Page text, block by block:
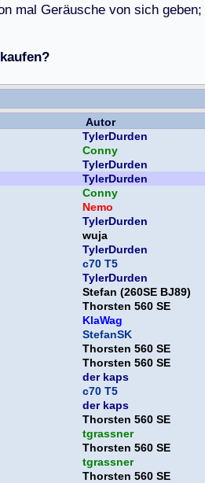
n mal Geräusche von sich geben;
Autor
TylerDurden
Conny
TylerDurden
TylerDurden
Conny
Nemo
TylerDurden
wuja
TylerDurden
c70 T5
TylerDurden
Stefan (260SE BJ89)
Thorsten 560 SE
KlaWag
StefanSK
Thorsten 560 SE
Thorsten 560 SE
der kaps
c70 T5
der kaps
Thorsten 560 SE
tgrassner
Thorsten 560 SE
tgrassner
Thorsten 560 SE